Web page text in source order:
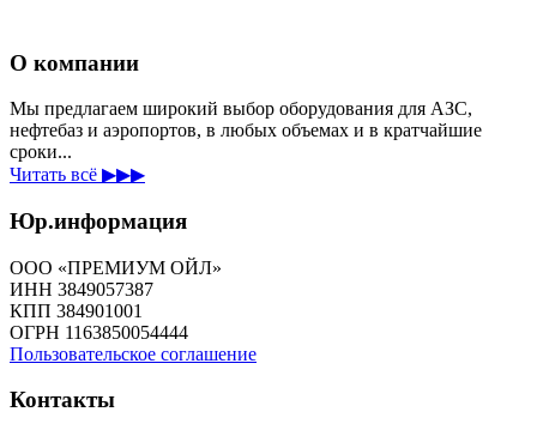
О компании
Мы предлагаем широкий выбор оборудования для АЗС,
нефтебаз и аэропортов, в любых объемах и в кратчайшие
сроки...
Читать всё ▶▶▶
Юр.информация
ООО «ПРЕМИУМ ОЙЛ»
ИНН 3849057387
КПП 384901001
ОГРН 1163850054444
Пользовательское соглашение
Контакты